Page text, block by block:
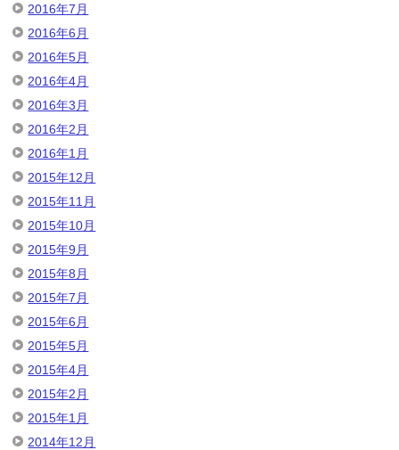
2016年7月
2016年6月
2016年5月
2016年4月
2016年3月
2016年2月
2016年1月
2015年12月
2015年11月
2015年10月
2015年9月
2015年8月
2015年7月
2015年6月
2015年5月
2015年4月
2015年2月
2015年1月
2014年12月